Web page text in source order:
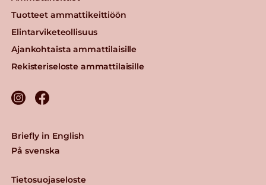
Tuotteet ammattikeittiöön
Elintarviketeollisuus
Ajankohtaista ammattilaisille
Rekisteriseloste ammattilaisille
Tietosuojaseloste
Briefly in English
På svenska